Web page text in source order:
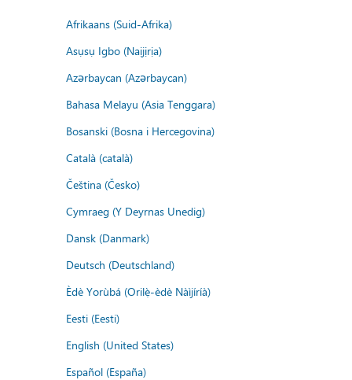
Afrikaans (Suid-Afrika)
Asụsụ Igbo (Naịjịrịa)
Azərbaycan (Azərbaycan)
Bahasa Melayu (Asia Tenggara)
Bosanski (Bosna i Hercegovina)
Català (català)
Čeština (Česko)
Cymraeg (Y Deyrnas Unedig)
Dansk (Danmark)
Deutsch (Deutschland)
Èdè Yorùbá (Orilẹ̀-èdè Nàìjíríà)
Eesti (Eesti)
English (United States)
Español (España)